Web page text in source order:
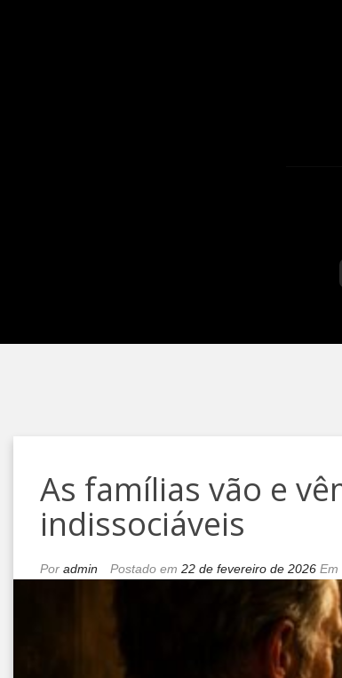
As famílias vão e
indissociáveis
Por admin Postado em 22 de fevereiro de 2026 Em